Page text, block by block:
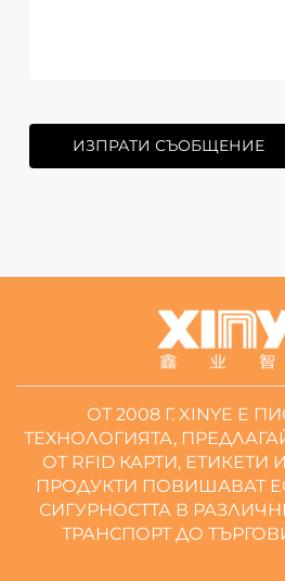
ИЗПРАТИ СЪОБЩЕНИЕ
ОТ 2008 Г. XINYE Е
ТЕХНОЛОГИЯТА,
ОТ RFID КАРТИ,
ПРОДУКТИ ПОВИШАВАТ
СИГУРНОСТТА В
ТРАНСПОРТ ДО